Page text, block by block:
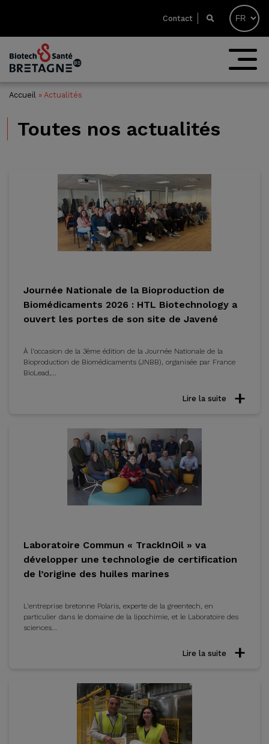
Contact
Accueil » Actualités
Toutes nos actualités
Journée Nationale de la Bioproduction de
Biomédicaments 2026 : HTL Biotechnology a
ouvert les portes de son site de Javené
À l’occasion de la 3ème édition de la Journée Nationale de la
Bioproduction de Biomédicaments (JNBB), organisée par France
BioLead,...
Lire la suite
Laboratoire Commun « TrackInOil » va
développer une technologie de certification
de l’origine des huiles marines
L'entreprise bretonne Polaris, experte de la greentech, en
particulier dans le domaine de la lipochimie, et le Laboratoire des
sciences...
Lire la suite